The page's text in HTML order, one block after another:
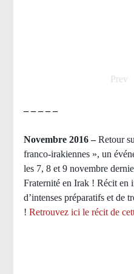
Prev
– – – – –
Novembre 2016 –Retour
franco-irakiennes », un
les 7, 8 et 9 novembre
Fraternité en Irak ! Récit en
d’intenses préparatifs et de
! Retrouvez ici le récit de